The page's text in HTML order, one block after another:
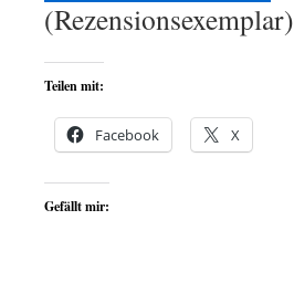
(Rezensionsexemplar)
Teilen mit:
Facebook X
Gefällt mir: